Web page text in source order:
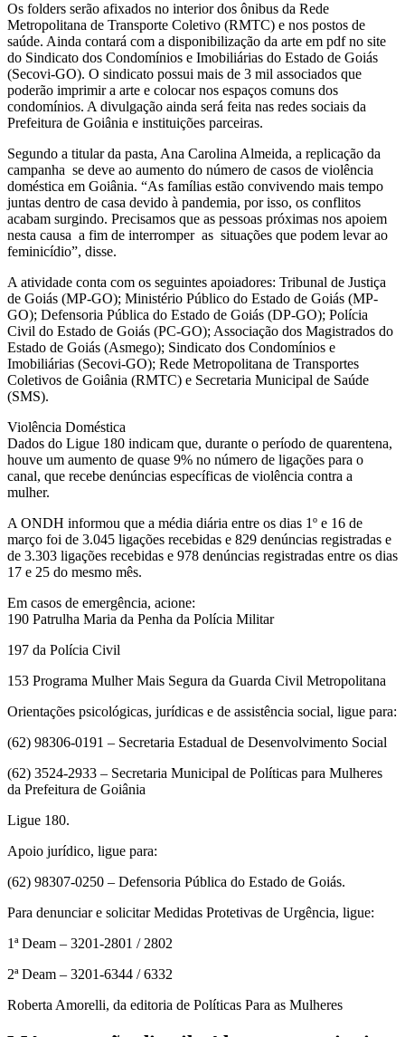
Os folders serão afixados no interior dos ônibus da Rede
Metropolitana de Transporte Coletivo (RMTC) e nos postos de
saúde. Ainda contará com a disponibilização da arte em pdf no site
do Sindicato dos Condomínios e Imobiliárias do Estado de Goiás
(Secovi-GO). O sindicato possui mais de 3 mil associados que
poderão imprimir a arte e colocar nos espaços comuns dos
condomínios. A divulgação ainda será feita nas redes sociais da
Prefeitura de Goiânia e instituições parceiras.
Segundo a titular da pasta, Ana Carolina Almeida, a replicação da
campanha se deve ao aumento do número de casos de violência
doméstica em Goiânia. “As famílias estão convivendo mais tempo
juntas dentro de casa devido à pandemia, por isso, os conflitos
acabam surgindo. Precisamos que as pessoas próximas nos apoiem
nesta causa a fim de interromper as situações que podem levar ao
feminicídio”, disse.
A atividade conta com os seguintes apoiadores: Tribunal de Justiça
de Goiás (MP-GO); Ministério Público do Estado de Goiás (MP-
GO); Defensoria Pública do Estado de Goiás (DP-GO); Polícia
Civil do Estado de Goiás (PC-GO); Associação dos Magistrados do
Estado de Goiás (Asmego); Sindicato dos Condomínios e
Imobiliárias (Secovi-GO); Rede Metropolitana de Transportes
Coletivos de Goiânia (RMTC) e Secretaria Municipal de Saúde
(SMS).
Violência Doméstica
Dados do Ligue 180 indicam que, durante o período de quarentena,
houve um aumento de quase 9% no número de ligações para o
canal, que recebe denúncias específicas de violência contra a
mulher.
A ONDH informou que a média diária entre os dias 1º e 16 de
março foi de 3.045 ligações recebidas e 829 denúncias registradas e
de 3.303 ligações recebidas e 978 denúncias registradas entre os dias
17 e 25 do mesmo mês.
Em casos de emergência, acione:
190 Patrulha Maria da Penha da Polícia Militar
197 da Polícia Civil
153 Programa Mulher Mais Segura da Guarda Civil Metropolitana
Orientações psicológicas, jurídicas e de assistência social, ligue para:
(62) 98306-0191 – Secretaria Estadual de Desenvolvimento Social
(62) 3524-2933 – Secretaria Municipal de Políticas para Mulheres
da Prefeitura de Goiânia
Ligue 180.
Apoio jurídico, ligue para:
(62) 98307-0250 – Defensoria Pública do Estado de Goiás.
Para denunciar e solicitar Medidas Protetivas de Urgência, ligue:
1ª Deam – 3201-2801 / 2802
2ª Deam – 3201-6344 / 6332
Roberta Amorelli, da editoria de Políticas Para as Mulheres